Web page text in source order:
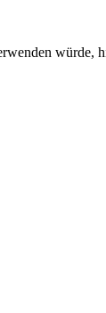
würde,